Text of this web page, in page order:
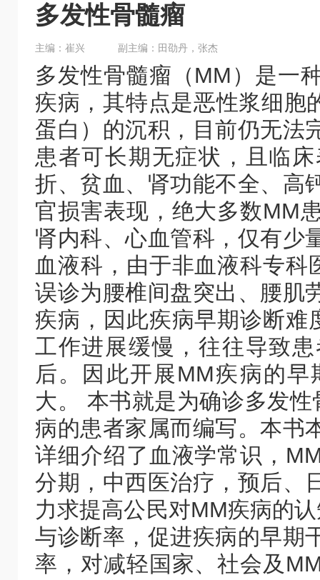
多发性骨髓瘤
主编：崔兴 副主编：田劭丹，张杰
多发性骨髓瘤（MM）是一
疾病，其特点是恶性浆细胞
蛋白）的沉积，目前仍无法
患者可长期无症状，且临
折、贫血、肾功能不全、高
官损害表现，绝大多数MM
肾内科、心血管科，仅有少
血液科，由于非血液科专
误诊为腰椎间盘突出、腰肌
疾病，因此疾病早期诊断难
工作进展缓慢，往往导致
后。因此开展MM疾病的
大。 本书就是为确诊多发
病的患者家属而编写。本书
详细介绍了血液学常识，
分期，中西医治疗，预后、
力求提高公民对MM疾病的
与诊断率，促进疾病的早期
率，对减轻国家、社会及